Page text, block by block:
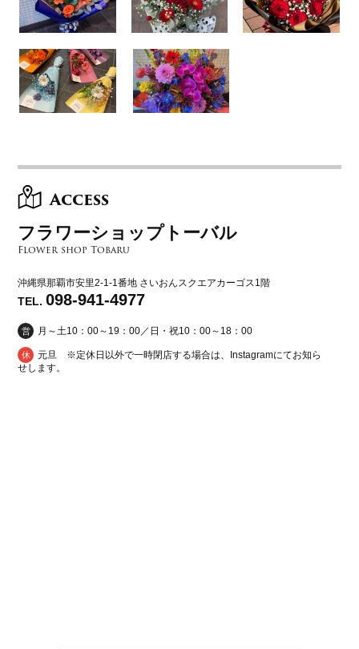
Access
フラワーショップトーバル
Flower shop Tobaru
沖縄県那覇市安里2-1-1番地 さいおんスクエアカーゴス1階
TEL.098-941-4977
営 月～土10：00～19：00／日・祝10：00～18：00
休
元旦 ※定休日以外で一時閉店する場合は、Instagramにてお知ら
せします。